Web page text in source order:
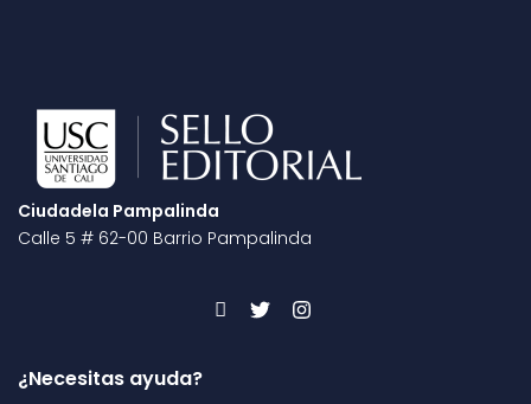
Ciudadela Pampalinda
Calle 5 # 62-00 Barrio Pampalinda
¿Necesitas ayuda?